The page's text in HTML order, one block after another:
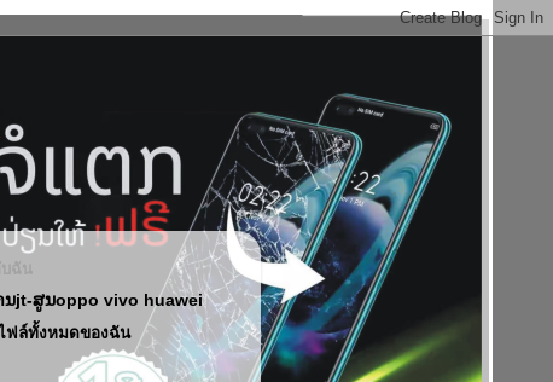
ฉัน
ນjt-ສູນoppo vivo huawei
ฟล์ทั้งหมดของฉัน